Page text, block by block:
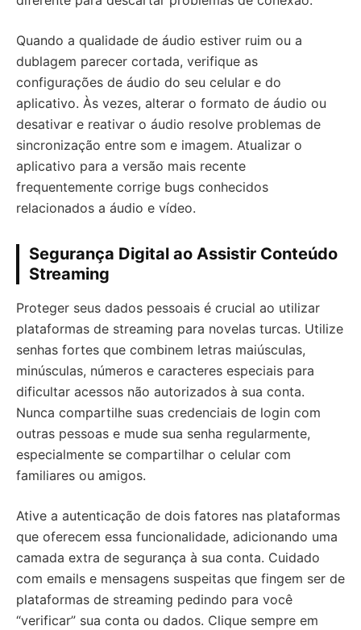
Quando a qualidade de áudio estiver ruim ou a
dublagem parecer cortada, verifique as
configurações de áudio do seu celular e do
aplicativo. Às vezes, alterar o formato de áudio ou
desativar e reativar o áudio resolve problemas de
sincronização entre som e imagem. Atualizar o
aplicativo para a versão mais recente
frequentemente corrige bugs conhecidos
relacionados a áudio e vídeo.
Segurança Digital ao Assistir Conteúdo
Streaming
Proteger seus dados pessoais é crucial ao utilizar
plataformas de streaming para novelas turcas. Utilize
senhas fortes que combinem letras maiúsculas,
minúsculas, números e caracteres especiais para
dificultar acessos não autorizados à sua conta.
Nunca compartilhe suas credenciais de login com
outras pessoas e mude sua senha regularmente,
especialmente se compartilhar o celular com
familiares ou amigos.
Ative a autenticação de dois fatores nas plataformas
que oferecem essa funcionalidade, adicionando uma
camada extra de segurança à sua conta. Cuidado
com emails e mensagens suspeitas que fingem ser de
plataformas de streaming pedindo para você
“verificar” sua conta ou dados. Clique sempre em